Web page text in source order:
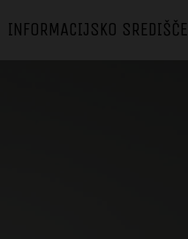
INFORMACIJSKO SREDIŠČE